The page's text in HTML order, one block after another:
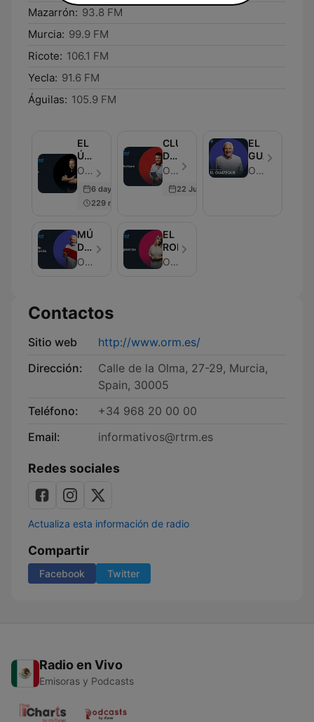
Mazarrón: 93.8 FM
Murcia: 99.9 FM
Ricote: 106.1 FM
Yecla: 91.6 FM
Águilas: 105.9 FM
EL
ÚLTIMO
PELDAÑO
Onda Regional de Murcia - Episodio 250
6 days ago
229 min
CLUB
DE
LECTURA
Onda Regional de Murcia - Episodio 247
22 Jun 2026
EL
GUATEQUE
Onda Regional de Murcia
MÚSICA
DE
CONTRABANDO
Onda Regional de Murcia
EL
ROMPEOLAS
Onda Regional de Murcia
Contactos
Sitio web
http://www.orm.es/
Dirección:
Calle de la Olma, 27-29, Murcia,
Spain, 30005
Teléfono:
+34 968 20 00 00
Email:
informativos@rtrm.es
Redes sociales
Actualiza esta información de radio
Compartir
Facebook Twitter
Radio en Vivo
Emisoras y Podcasts